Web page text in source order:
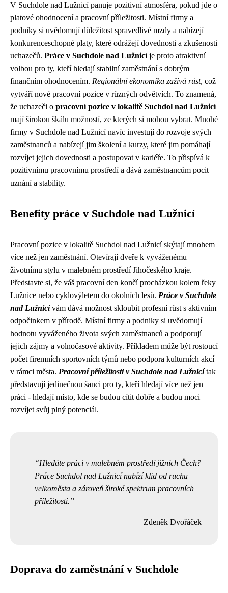
V Suchdole nad Lužnicí panuje pozitivní atmosféra, pokud jde o
platové ohodnocení a pracovní příležitosti. Místní firmy a
podniky si uvědomují důležitost spravedlivé mzdy a nabízejí
konkurenceschopné platy, které odrážejí dovednosti a zkušenosti
uchazečů. Práce v Suchdole nad Lužnicíje proto atraktivní
volbou pro ty, kteří hledají stabilní zaměstnání s dobrým
finančním ohodnocením. Regionální ekonomika zažívá růst, což
vytváří nové pracovní pozice v různých odvětvích. To znamená,
že uchazeči o pracovní pozice v lokalitě Suchdol nad Lužnicí
mají širokou škálu možností, ze kterých si mohou vybrat. Mnohé
firmy v Suchdole nad Lužnicí navíc investují do rozvoje svých
zaměstnanců a nabízejí jim školení a kurzy, které jim pomáhají
rozvíjet jejich dovednosti a postupovat v kariéře. To přispívá k
pozitivnímu pracovnímu prostředí a dává zaměstnancům pocit
uznání a stability.
Benefity práce v Suchdole nad Lužnicí
Pracovní pozice v lokalitě Suchdol nad Lužnicí skýtají mnohem
více než jen zaměstnání. Otevírají dveře k vyváženému
životnímu stylu v malebném prostředí Jihočeského kraje.
Představte si, že váš pracovní den končí procházkou kolem řeky
Lužnice nebo cyklovýletem do okolních lesů. Práce v Suchdole
nad Lužnicívám dává možnost skloubit profesní růst s aktivním
odpočinkem v přírodě. Místní firmy a podniky si uvědomují
hodnotu vyváženého života svých zaměstnanců a podporují
jejich zájmy a volnočasové aktivity. Příkladem může být rostoucí
počet firemních sportovních týmů nebo podpora kulturních akcí
v rámci města. Pracovní příležitosti v Suchdole nad Lužnicítak
představují jedinečnou šanci pro ty, kteří hledají více než jen
práci - hledají místo, kde se budou cítit dobře a budou moci
rozvíjet svůj plný potenciál.
Hledáte práci v malebném prostředí jižních Čech?
Práce Suchdol nad Lužnicí nabízí klid od ruchu
velkoměsta a zároveň široké spektrum pracovních
příležitostí.
Zdeněk Dvořáček
Doprava do zaměstnání v Suchdole